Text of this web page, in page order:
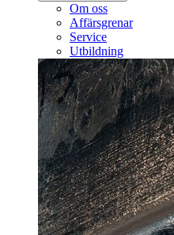
Om oss
Affärsgrenar
Service
Utbildning